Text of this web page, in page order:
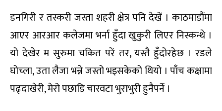
डनगिरी र तस्करी जस्ता शहरी क्षेत्र पनि देखें । काठमाडौंमा
आएर आरआर कलेजमा भर्ना हुँदा खुकुरी लिएर निस्कन्थे ।
यो देखेर म सुरुमा चकित परें तर, यस्तै हुँदोरहेछ । रडले
घोच्ला, उता लैजा भन्ने जस्तो भइसकेको थियो । पाँच कक्षामा
पढ्दाखेरी, मेरो पछाडि चारवटा भुराभुरी हुनैपर्ने ।